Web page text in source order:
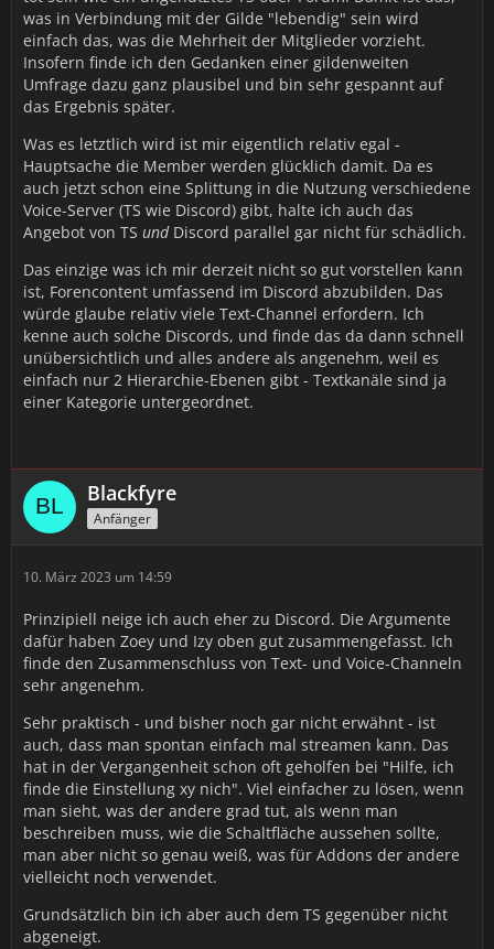
was in Verbindung mit der Gilde "lebendig" sein wird
einfach das, was die Mehrheit der Mitglieder vorzieht.
Insofern finde ich den Gedanken einer gildenweiten
Umfrage dazu ganz plausibel und bin sehr gespannt auf
das Ergebnis später.
Was es letztlich wird ist mir eigentlich relativ egal -
Hauptsache die Member werden glücklich damit. Da es
auch jetzt schon eine Splittung in die Nutzung verschiedene
Voice-Server (TS wie Discord) gibt, halte ich auch das
Angebot von TS undDiscord parallel gar nicht für schädlich.
Das einzige was ich mir derzeit nicht so gut vorstellen kann
ist, Forencontent umfassend im Discord abzubilden. Das
würde glaube relativ viele Text-Channel erfordern. Ich
kenne auch solche Discords, und finde das da dann schnell
unübersichtlich und alles andere als angenehm, weil es
einfach nur 2 Hierarchie-Ebenen gibt - Textkanäle sind ja
einer Kategorie untergeordnet.
Blackfyre
Anfänger
10. März 2023 um 14:59
Prinzipiell neige ich auch eher zu Discord. Die Argumente
dafür haben Zoey und Izy oben gut zusammengefasst. Ich
finde den Zusammenschluss von Text- und Voice-Channeln
sehr angenehm.
Sehr praktisch - und bisher noch gar nicht erwähnt - ist
auch, dass man spontan einfach mal streamen kann. Das
hat in der Vergangenheit schon oft geholfen bei "Hilfe, ich
finde die Einstellung xy nich". Viel einfacher zu lösen, wenn
man sieht, was der andere grad tut, als wenn man
beschreiben muss, wie die Schaltfläche aussehen sollte,
man aber nicht so genau weiß, was für Addons der andere
vielleicht noch verwendet.
Grundsätzlich bin ich aber auch dem TS gegenüber nicht
abgeneigt.